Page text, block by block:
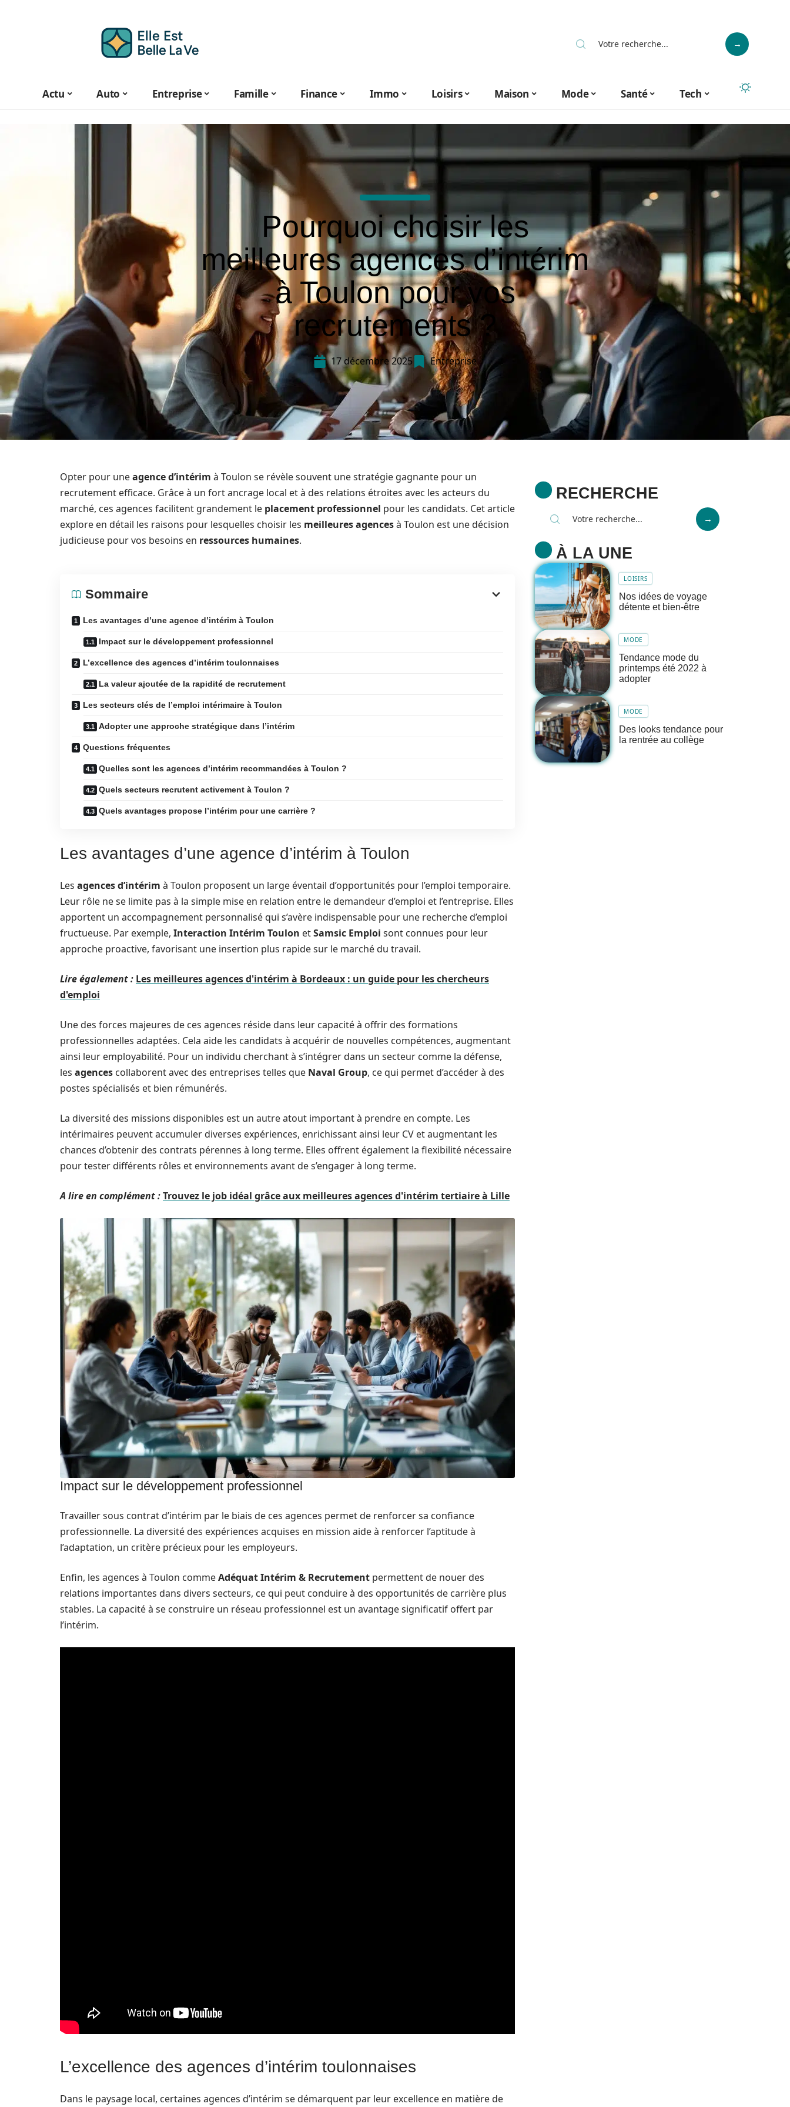
Actu Auto Entreprise Famille Finance Immo Loisirs Maison Mode Santé Tech
Pourquoi choisir les
meilleures agences d’intérim
à Toulon pour vos
recrutements ?
17 décembre 2025 Entreprise
Opter pour uneagence d’intérim à Toulon se révèle souvent une stratégie gagnante pour un
recrutement efficace. Grâce à un fort ancrage local et à des relations étroites avec les acteurs du
marché, ces agences facilitent grandement le placement professionnel pour les candidats. Cet article
explore en détail les raisons pour lesquelles choisir les meilleures agencesà Toulon est une décision
judicieuse pour vos besoins en ressources humaines.
Sommaire
Les avantages d’une agence d’intérim à Toulon
Impact sur le développement professionnel
L’excellence des agences d’intérim toulonnaises
La valeur ajoutée de la rapidité de recrutement
Les secteurs clés de l’emploi intérimaire à Toulon
Adopter une approche stratégique dans l’intérim
Questions fréquentes
Quelles sont les agences d’intérim recommandées à Toulon ?
Quels secteurs recrutent activement à Toulon ?
Quels avantages propose l’intérim pour une carrière ?
Les avantages d’une agence d’intérim à Toulon
Les agences d’intérim à Toulon proposent un large éventail d’opportunités pour l’emploi temporaire.
Leur rôle ne se limite pas à la simple mise en relation entre le demandeur d’emploi et l’entreprise. Elles
apportent un accompagnement personnalisé qui s’avère indispensable pour une recherche d’emploi
fructueuse. Par exemple, Interaction Intérim Toulon etSamsic Emploi sont connues pour leur
approche proactive, favorisant une insertion plus rapide sur le marché du travail.
Lire également : Les meilleures agences d'intérim à Bordeaux : un guide pour les chercheurs
d'emploi
Une des forces majeures de ces agences réside dans leur capacité à offrir des formations
professionnelles adaptées. Cela aide les candidats à acquérir de nouvelles compétences, augmentant
ainsi leur employabilité. Pour un individu cherchant à s’intégrer dans un secteur comme la défense,
les agences collaborent avec des entreprises telles que Naval Group, ce qui permet d’accéder à des
postes spécialisés et bien rémunérés.
La diversité des missions disponibles est un autre atout important à prendre en compte. Les
intérimaires peuvent accumuler diverses expériences, enrichissant ainsi leur CV et augmentant les
chances d’obtenir des contrats pérennes à long terme. Elles offrent également la flexibilité nécessaire
pour tester différents rôles et environnements avant de s’engager à long terme.
A lire en complément :Trouvez le job idéal grâce aux meilleures agences d'intérim tertiaire à Lille
Impact sur le développement professionnel
Travailler sous contrat d’intérim par le biais de ces agences permet de renforcer sa confiance
professionnelle. La diversité des expériences acquises en mission aide à renforcer l’aptitude à
l’adaptation, un critère précieux pour les employeurs.
Enfin, les agences à Toulon commeAdéquat Intérim & Recrutement permettent de nouer des
relations importantes dans divers secteurs, ce qui peut conduire à des opportunités de carrière plus
stables. La capacité à se construire un réseau professionnel est un avantage significatif offert par
l’intérim.
L’excellence des agences d’intérim toulonnaises
Dans le paysage local, certaines agences d’intérim se démarquent par leur excellence en matière de
RECHERCHE
À LA UNE
LOISIRS
Nos idées de voyage
détente et bien-être
MODE
Tendance mode du
printemps été 2022 à
adopter
MODE
Des looks tendance pour
la rentrée au collège